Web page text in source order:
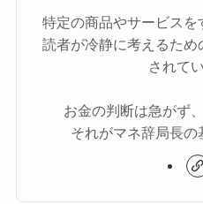
特定の商品やサービスを
読者が冷静に考えるた
されて
お金の判断は急がず
それがマネ辞局長の